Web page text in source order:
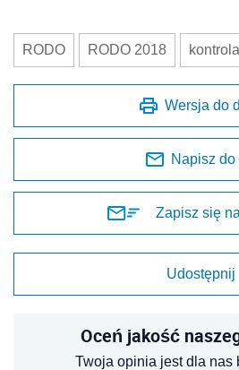
RODO RODO 2018 kontrola
Wersja do
Napisz do
Zapisz się
Udostępnij
Oceń jakość
Twoja opinia jest dla nas